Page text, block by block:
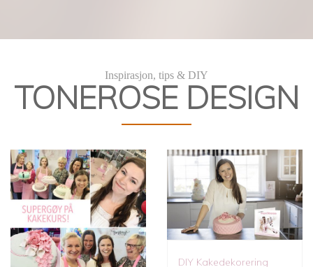
Inspirasjon, tips & DIY
TONEROSE DESIGN
DIY Kakedekorering
JukseSuperMamma